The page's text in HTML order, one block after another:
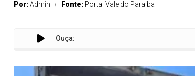
Por:Admin Fonte: Portal Vale do Paraiba
Ouça: